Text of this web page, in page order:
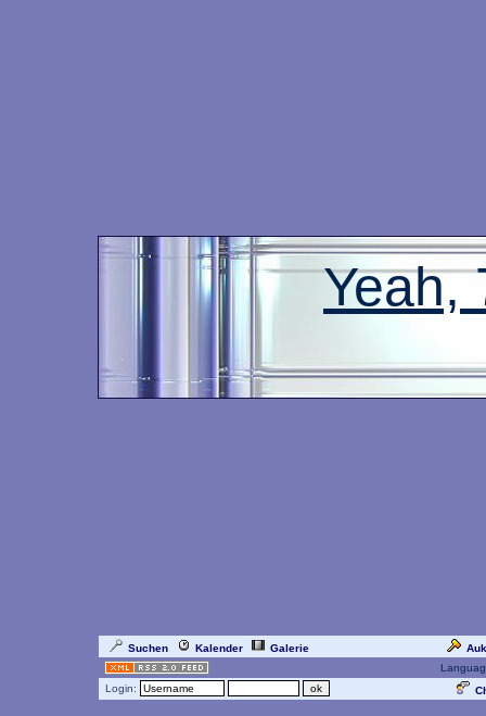
Yeah,
Suchen Kalender Galerie
Login: